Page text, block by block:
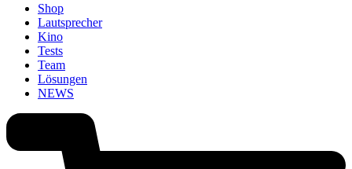
Shop
Lautsprecher
Kino
Tests
Team
Lösungen
NEWS